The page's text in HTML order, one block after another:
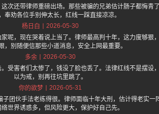
次还带律师重磅出场。那些被骗的兄弟估计肠子都悔青
奉劝各位手别伸太长，红线一踩直接凉凉。
杨日白
2026-05-30
呢，现在哭着说上当了。律师最高判十年，这力度够狠
，别随便信那些小道消息，安全上网最重要。
多余
2026-05-30
受害者们太惨了，钱没了脸也丢了。法律红线不是摆设
以为戒，别再往坑里跳了。
你的欲梦
2026-05-31
团伙手法老练得很。律师面临十年大刑，估计得老实一
世界诱惑多，但风险更大，保护好自己先。